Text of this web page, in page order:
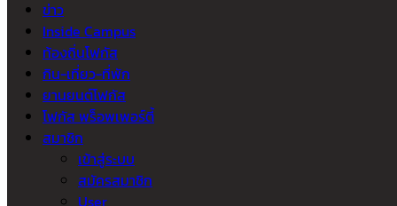
ข่าว
Inside Campus
ท้องถิ่นโฟกัส
กิน-เที่ยว-ที่พัก
ยานยนต์โฟกัส
โฟกัส พร็อพเพอร์ตี้
สมาชิก
เข้าสู่ระบบ
สมัครสมาชิก
User